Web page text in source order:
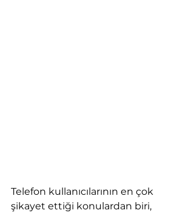
Telefon kullanıcılarının en çok
şikayet ettiği konulardan biri,